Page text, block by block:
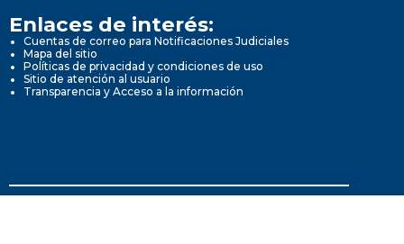
Enlaces de interés:
Cuentas de correo para Notificaciones Judiciales
Mapa del sitio
Políticas de privacidad y condiciones de uso
Sitio de atención al usuario
Transparencia y Acceso a la información